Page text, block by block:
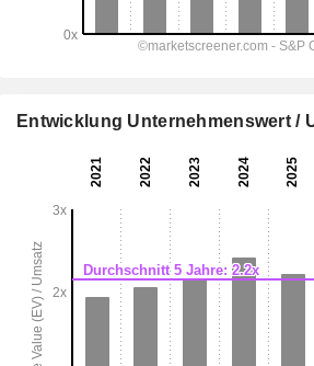
Entwicklung Unternehmenswert /